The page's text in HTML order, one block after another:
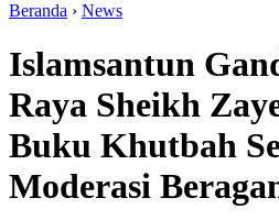
Beranda › News
Islamsantun
Raya Sheikh
Buku Khutbah
Moderasi